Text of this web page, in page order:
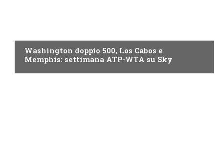
Washington doppio 500, Los Cabos e
Memphis: settimana ATP-WTA su Sky